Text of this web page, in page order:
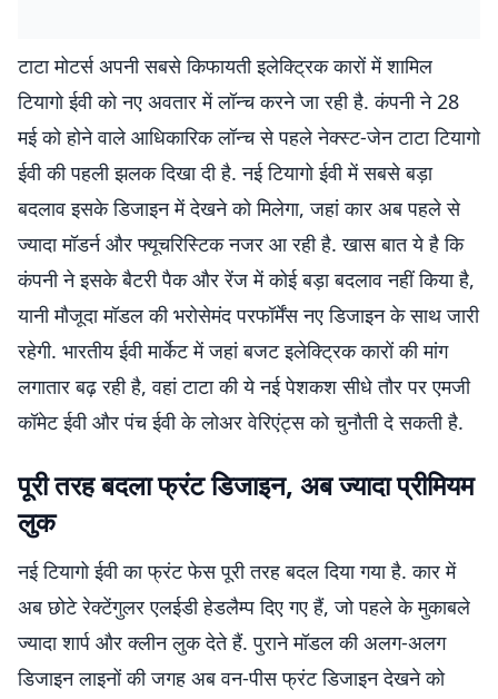
टाटा मोटर्स अपनी सबसे किफायती इलेक्ट्रिक कारों में शामिल
टियागो ईवी को नए अवतार में लॉन्च करने जा रही है. कंपनी ने 28
मई को होने वाले आधिकारिक लॉन्च से पहले नेक्स्ट-जेन टाटा टियागो
ईवी की पहली झलक दिखा दी है. नई टियागो ईवी में सबसे बड़ा
बदलाव इसके डिजाइन में देखने को मिलेगा, जहां कार अब पहले से
ज्यादा मॉडर्न और फ्यूचरिस्टिक नजर आ रही है. खास बात ये है कि
कंपनी ने इसके बैटरी पैक और रेंज में कोई बड़ा बदलाव नहीं किया है,
यानी मौजूदा मॉडल की भरोसेमंद परफॉर्मेंस नए डिजाइन के साथ जारी
रहेगी. भारतीय ईवी मार्केट में जहां बजट इलेक्ट्रिक कारों की मांग
लगातार बढ़ रही है, वहां टाटा की ये नई पेशकश सीधे तौर पर एमजी
कॉमेट ईवी और पंच ईवी के लोअर वेरिएंट्स को चुनौती दे सकती है.
पूरी तरह बदला फ्रंट डिजाइन, अब ज्यादा प्रीमियम
लुक
नई टियागो ईवी का फ्रंट फेस पूरी तरह बदल दिया गया है. कार में
अब छोटे रेक्टेंगुलर एलईडी हेडलैम्प दिए गए हैं, जो पहले के मुकाबले
ज्यादा शार्प और क्लीन लुक देते हैं. पुराने मॉडल की अलग-अलग
डिजाइन लाइनों की जगह अब वन-पीस फ्रंट डिजाइन देखने को